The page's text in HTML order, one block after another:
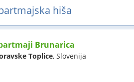
hiša
Brunarica
Toplice, Slovenija